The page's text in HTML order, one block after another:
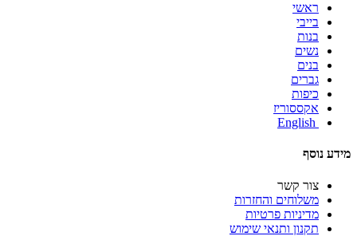
ראשי
בייבי
בנות
נשים
בנים
גברים
כיפות
אקססוריז
English
מידע נוסף
צור קשר
משלוחים והחזרות
מדיניות פרטיות
תקנון ותנאי שימוש